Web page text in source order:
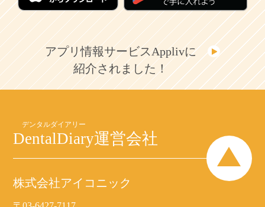
アプリ情報サービスApplivに
紹介されました！
DentalDiary運営会社
株式会社アイコニック